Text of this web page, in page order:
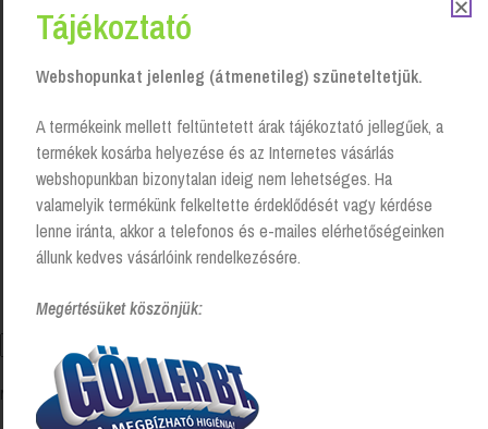
Öblítő 1850 ml, Silan – Morning Sun
Login to see prices
Mind a(z) 2 találat megjelenítve
Tájékoztató
Webshopunkat jelenleg (átmenetileg) szüneteltetjük.
A termékeink mellett feltüntetett árak tájékoztató jellegűek, a
termékek kosárba helyezése és az Internetes vásárlás
webshopunkban bizonytalan ideig nem lehetséges. Ha
valamelyik termékünk felkeltette érdeklődését vagy kérdése
lenne iránta, akkor a telefonos és e-mailes elérhetőségeinken
állunk kedves vásárlóink rendelkezésére.
Megértésüket köszönjük: